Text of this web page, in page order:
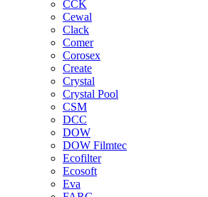
CCK
Cewal
Clack
Comer
Corosex
Create
Crystal
Crystal Pool
CSM
DCC
DOW
DOW Filmtec
Ecofilter
Ecosoft
Eva